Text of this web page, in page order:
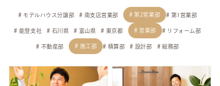
モデルハウス分譲部 南支店営業部 第2営業部 第1営業部
能登支社 石川県 富山県 東京都 営業部 リフォーム部
不動産部 施工部 積算部 設計部 総務部